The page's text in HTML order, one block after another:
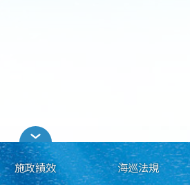
施政績效 海巡法規